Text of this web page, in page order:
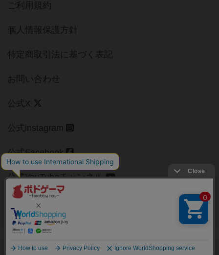
ご利用規約
個人情報保護方針
特定商取引法に基づく表記
お問い合わせ
公式X
公式instagram
公式Facebook
公式YouTubeチャンネル